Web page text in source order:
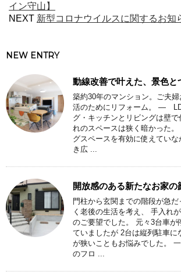
イン守山】
NEXT 新型コロナウイルスに関するお知
NEW ENTRY
動線改善で叶えた、景色と
築約30年のマンション。ご夫
活のためにリフォーム。 ―
グ・キッチンとリビングは壁
れのスペースは狭く暗かった
グスペースを有効に使えてい
き広 ...
開放感のある新たなお家の
門柱から玄関までの階段が急
く老後の生活を考え、 手入れ
のご要望でした。 元々3台車が
ていましたが 2台は縦列駐車に
が狭いこともお悩みでした。
のフロ ...